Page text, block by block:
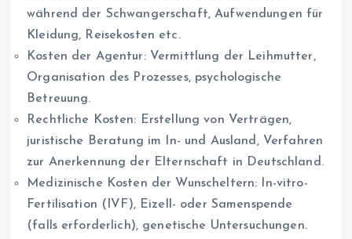
während der Schwangerschaft, Aufwendungen für
Kleidung, Reisekosten etc.
Kosten der Agentur: Vermittlung der Leihmutter,
Organisation des Prozesses, psychologische
Betreuung.
Rechtliche Kosten: Erstellung von Verträgen,
juristische Beratung im In- und Ausland, Verfahren
zur Anerkennung der Elternschaft in Deutschland.
Medizinische Kosten der Wunscheltern: In-vitro-
Fertilisation (IVF), Eizell- oder Samenspende
(falls erforderlich), genetische Untersuchungen.